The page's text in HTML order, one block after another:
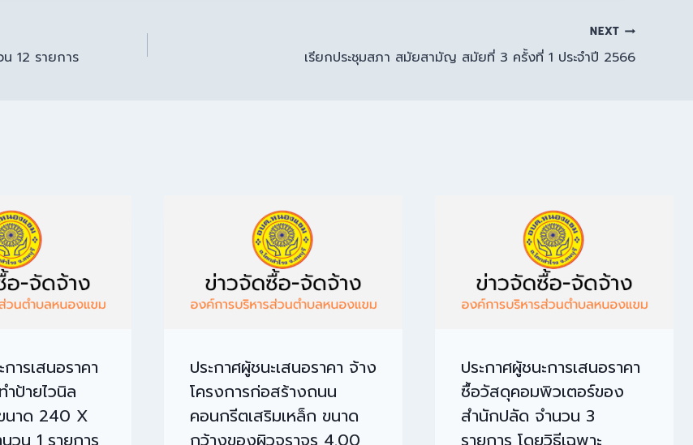
12 รายการ
NEXT
เรียกประชุมสภา สมัยสามัญ สมัยที่ 3 ครั้งที่ 1 ประจำปี 2566
ารเสนอราคา
ำป้ายไวนิล
นาด 240 X
ประกาศผู้ชนะเสนอราคา จ้าง
โครงการก่อสร้างถนน
คอนกรีตเสริมเหล็ก ขนาด
ประกาศผู้ชนะการเสนอราคา
ซื้อวัสดุคอมพิวเตอร์ของ
สำนักปลัด จำนวน 3